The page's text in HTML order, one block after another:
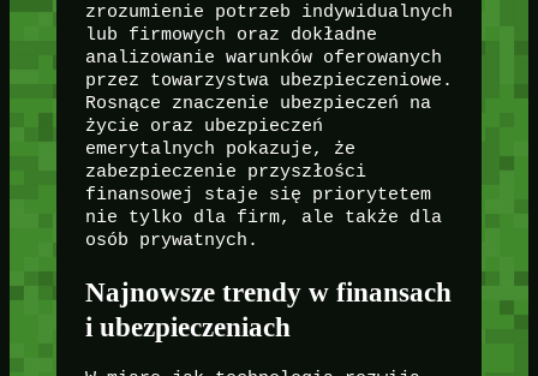
zrozumienie potrzeb indywidualnych
lub firmowych oraz dokładne
analizowanie warunków oferowanych
przez towarzystwa ubezpieczeniowe.
Rosnące znaczenie ubezpieczeń na
życie oraz ubezpieczeń
emerytalnych pokazuje, że
zabezpieczenie przyszłości
finansowej staje się priorytetem
nie tylko dla firm, ale także dla
osób prywatnych.
Najnowsze trendy w finansach
i ubezpieczeniach